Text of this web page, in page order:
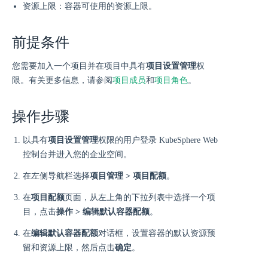
资源上限：容器可使用的资源上限。
前提条件
您需要加入一个项目并在项目中具有项目设置管理权
限。有关更多信息，请参阅项目成员和项目角色。
操作步骤
以具有项目设置管理权限的用户登录 KubeSphere Web
控制台并进入您的企业空间。
在左侧导航栏选择项目管理 > 项目配额。
在项目配额页面，从左上角的下拉列表中选择一个项
目，点击操作 > 编辑默认容器配额。
在编辑默认容器配额对话框，设置容器的默认资源预
留和资源上限，然后点击确定。